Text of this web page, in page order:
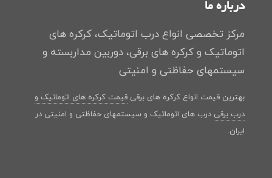
درباره ما
مرکز تخصصی انواع درب اتوماتیک، کرکره های
اتوماتیک و کرکره های برقی، دوربین مداربسته و
سیستمهای حفاظتی و امنیتی
بهترین قیمت انواع کرکره های برقی قیمت کرکره های اتوماتیک و
درب برقی درب های اتوماتیک و سیستمهای حفاظتی و امنیتی در
ایران.